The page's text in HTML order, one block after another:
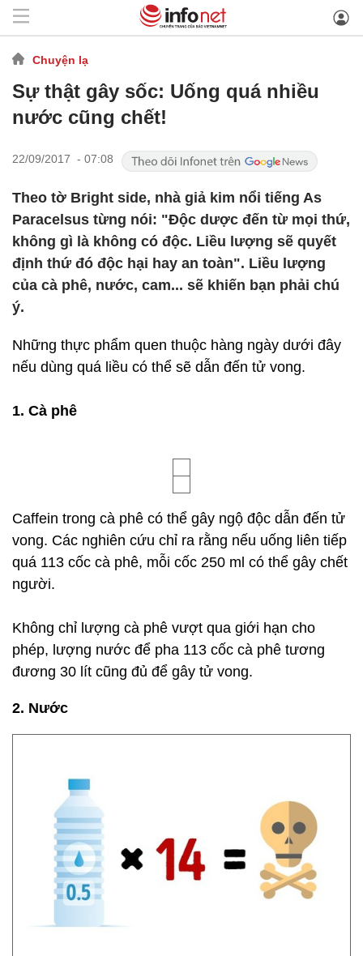
Chuyện lạ
Sự thật gây sốc: Uống quá nhiều
nước cũng chết!
22/09/2017 - 07:08
Theo tờ Bright side, nhà giả kim nổi tiếng As
Paracelsus từng nói: "Độc dược đến từ mọi thứ,
không gì là không có độc. Liều lượng sẽ quyết
định thứ đó độc hại hay an toàn". Liều lượng
của cà phê, nước, cam... sẽ khiến bạn phải chú
ý.
Những thực phẩm quen thuộc hàng ngày dưới đây
nếu dùng quá liều có thể sẽ dẫn đến tử vong.
1. Cà phê
Caffein trong cà phê có thể gây ngộ độc dẫn đến tử
vong. Các nghiên cứu chỉ ra rằng nếu uống liên tiếp
quá 113 cốc cà phê, mỗi cốc 250 ml có thể gây chết
người.
Không chỉ lượng cà phê vượt qua giới hạn cho
phép, lượng nước để pha 113 cốc cà phê tương
đương 30 lít cũng đủ để gây tử vong.
2. Nước